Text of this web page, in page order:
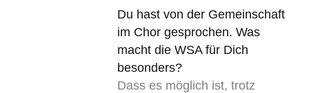
Du hast von der Gemeinschaft
im Chor gesprochen. Was
macht die WSA für Dich
besonders?
Dass es möglich ist, trotz